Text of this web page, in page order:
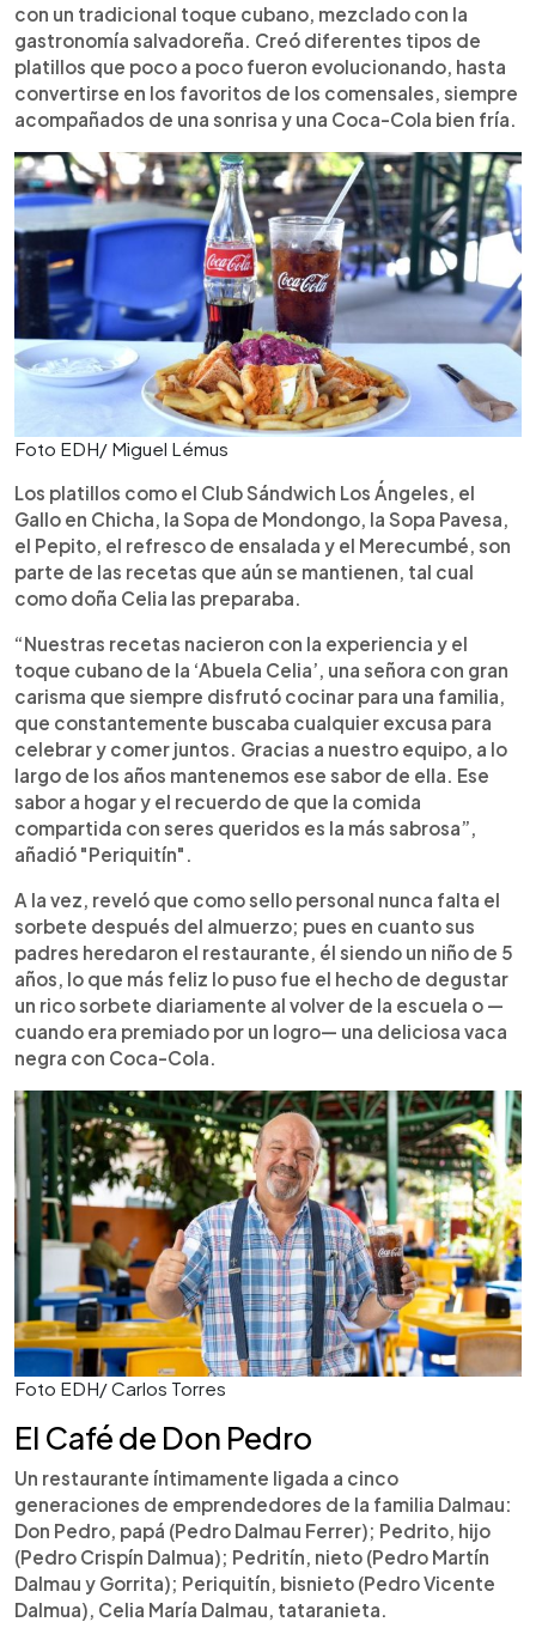
con un tradicional toque cubano, mezclado con la
gastronomía salvadoreña. Creó diferentes tipos de
platillos que poco a poco fueron evolucionando, hasta
convertirse en los favoritos de los comensales, siempre
acompañados de una sonrisa y una Coca-Cola bien fría.
Foto EDH/ Miguel Lémus
Los platillos como el Club Sándwich Los Ángeles, el
Gallo en Chicha, la Sopa de Mondongo, la Sopa Pavesa,
el Pepito, el refresco de ensalada y el Merecumbé, son
parte de las recetas que aún se mantienen, tal cual
como doña Celia las preparaba.
“Nuestras recetas nacieron con la experiencia y el
toque cubano de la ‘Abuela Celia’, una señora con gran
carisma que siempre disfrutó cocinar para una familia,
que constantemente buscaba cualquier excusa para
celebrar y comer juntos. Gracias a nuestro equipo, a lo
largo de los años mantenemos ese sabor de ella. Ese
sabor a hogar y el recuerdo de que la comida
compartida con seres queridos es la más sabrosa”,
añadió "Periquitín".
A la vez, reveló que como sello personal nunca falta el
sorbete después del almuerzo; pues en cuanto sus
padres heredaron el restaurante, él siendo un niño de 5
años, lo que más feliz lo puso fue el hecho de degustar
un rico sorbete diariamente al volver de la escuela o —
cuando era premiado por un logro— una deliciosa vaca
negra con Coca-Cola.
Foto EDH/ Carlos Torres
El Café de Don Pedro
Un restaurante íntimamente ligada a cinco
generaciones de emprendedores de la familia Dalmau:
Don Pedro, papá (Pedro Dalmau Ferrer); Pedrito, hijo
(Pedro Crispín Dalmua); Pedritín, nieto (Pedro Martín
Dalmau y Gorrita); Periquitín, bisnieto (Pedro Vicente
Dalmua), Celia María Dalmau, tataranieta.